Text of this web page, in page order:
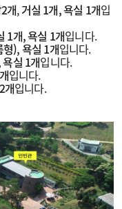
개,거실 1개, 욕실 1개입
1개, 욕실 1개입니다.
), 욕실 1개입니다.
실 1개입니다.
입니다.
개입니다.